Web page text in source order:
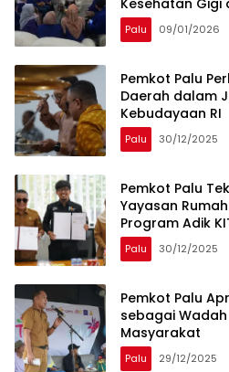
Palu 09/01/2026
Pemkot Palu
Daerah dalam
Kebudayaan RI
Palu 30/12/2025
Pemkot Palu
Yayasan
Program Adik
Palu 30/12/2025
Pemkot Palu
sebagai
Masyarakat
Palu 29/12/2025